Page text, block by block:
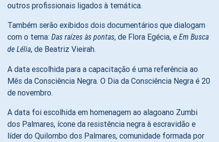
outros profissionais ligados à temática.
Também serão exibidos dois documentários que dialogam
com o tema: Das raízes às pontas, de Flora Egécia, e Em Busca
de Lélia, de Beatriz Vieirah.
A data escolhida para a capacitação é uma referência ao
Mês da Consciência Negra. O Dia da Consciência Negra é 20
de novembro.
A data foi escolhida em homenagem ao alagoano Zumbi
dos Palmares, ícone da resistência negra à escravidão e
líder do Quilombo dos Palmares, comunidade formada por